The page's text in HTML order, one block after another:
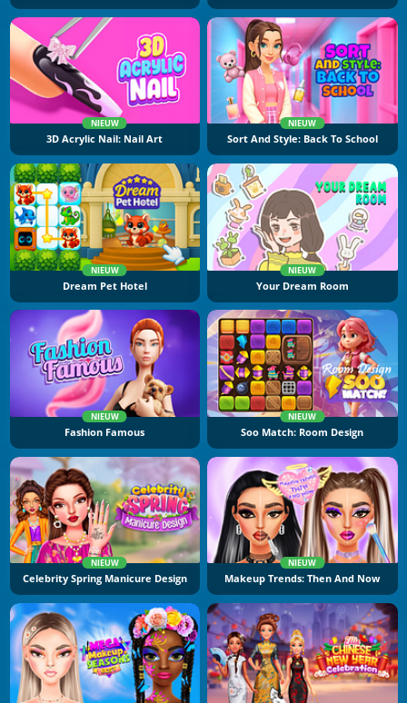
NIEUW
3D Acrylic Nail: Nail Art
NIEUW
Sort And Style: Back To School
NIEUW
Dream Pet Hotel
NIEUW
Your Dream Room
NIEUW
Fashion Famous
NIEUW
Soo Match: Room Design
NIEUW
Celebrity Spring Manicure Design
NIEUW
Makeup Trends: Then And Now